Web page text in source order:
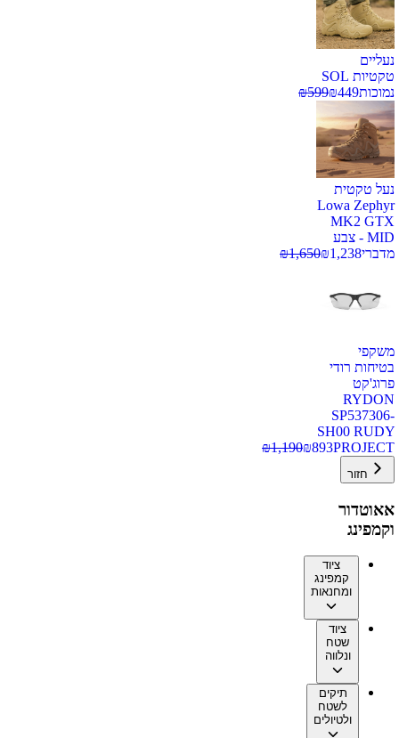
נעליים
טקטיות SOL
נמוכות
₪449
₪599
נעל טקטית
Lowa Zephyr
MK2 GTX
MID - צבע
מדברי
₪1,238
₪1,650
משקפי
בטיחות רודי
פרוג'קט
RYDON
SP537306-
SH00 RUDY
PROJECT
₪893
₪1,190
חזור
אאוטדור
וקמפינג
ציוד
קמפינג
ומחנאות
ציוד
שטח
ונלווה
תיקים
לשטח
ולטיולים